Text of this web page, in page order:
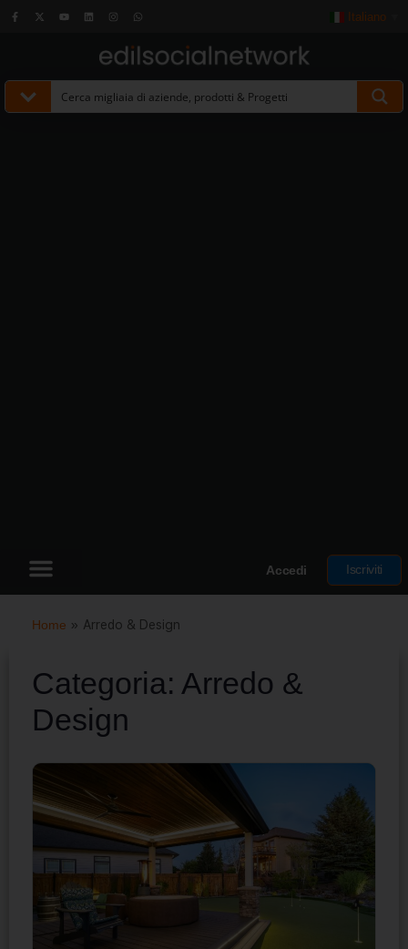
Italiano
Accedi Iscriviti
Home » Arredo & Design
Categoria: Arredo &
Design